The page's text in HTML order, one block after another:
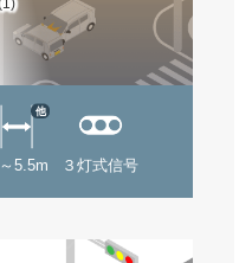
5.5m
他
３灯式信号